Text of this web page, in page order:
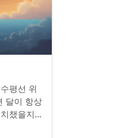
평선 위
달이 항상
챘을지